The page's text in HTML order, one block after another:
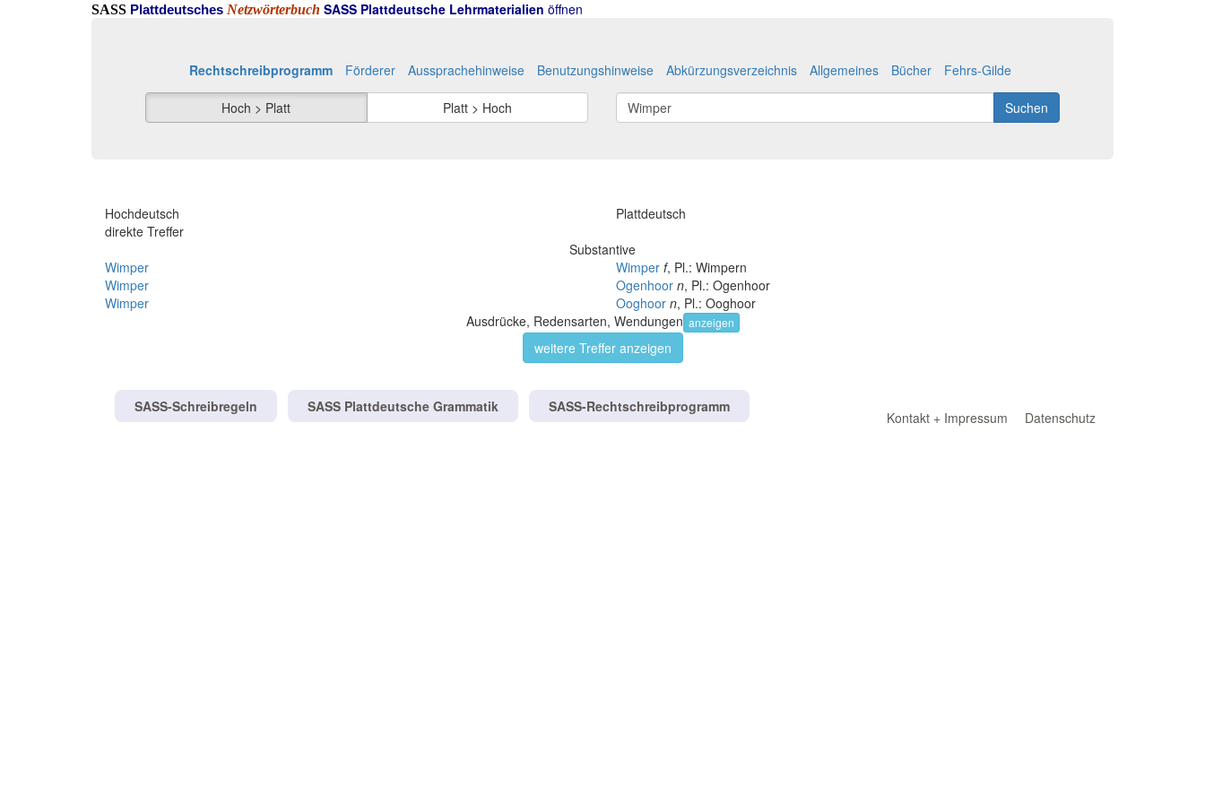
SASS Plattdeutsches Netzwörterbuch SASS Plattdeutsche Lehrmaterialien öffnen
Rechtschreibprogramm Förderer Aussprachehinweise Benutzungshinweise Abkürzungsverzeichnis Allgemeines Bücher Fehrs-Gilde
Hoch > Platt Platt > Hoch Suchen
Hochdeutsch
Plattdeutsch
direkte Treffer
Substantive
Wimper
Wimper f, Pl.: Wimpern
Wimper
Ogenhoor n, Pl.: Ogenhoor
Wimper
Ooghoor n, Pl.: Ooghoor
Ausdrücke, Redensarten, Wendungen anzeigen
weitere Treffer anzeigen
SASS-Schreibregeln SASS Plattdeutsche Grammatik SASS-Rechtschreibprogramm
Kontakt + Impressum Datenschutz